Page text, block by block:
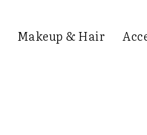
Makeup & Hair